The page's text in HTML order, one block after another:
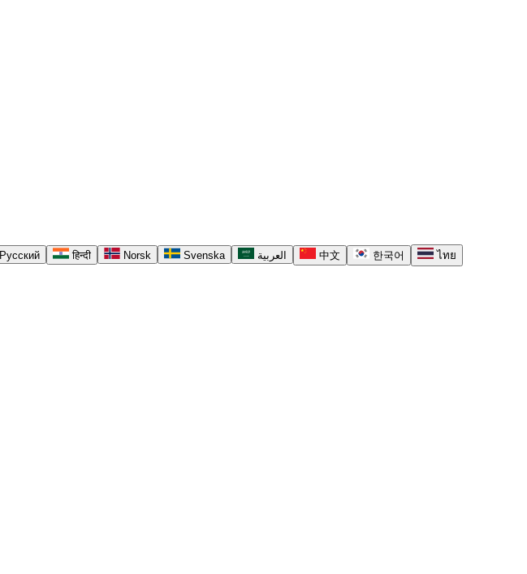
Русский हिन्दी Norsk Svenska العربية 中文 한국어
ไทย